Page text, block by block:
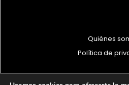
Quiénes
Política de